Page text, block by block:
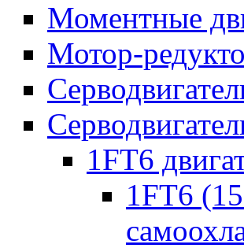
Моментные
Мотор-
1FT6
1FT6